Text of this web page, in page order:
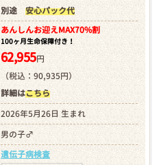
別途 安心パック代
あんしんお迎えMAX70%割
100ヶ月生命保障付き！
62,955円
（税込：90,935円）
詳細はこちら
2026年5月26日 生まれ
男の子♂
遺伝子病検査